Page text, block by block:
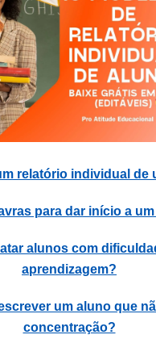
relatório individual de
para dar início a
alunos com
aprendizagem?
um aluno que
concentração?